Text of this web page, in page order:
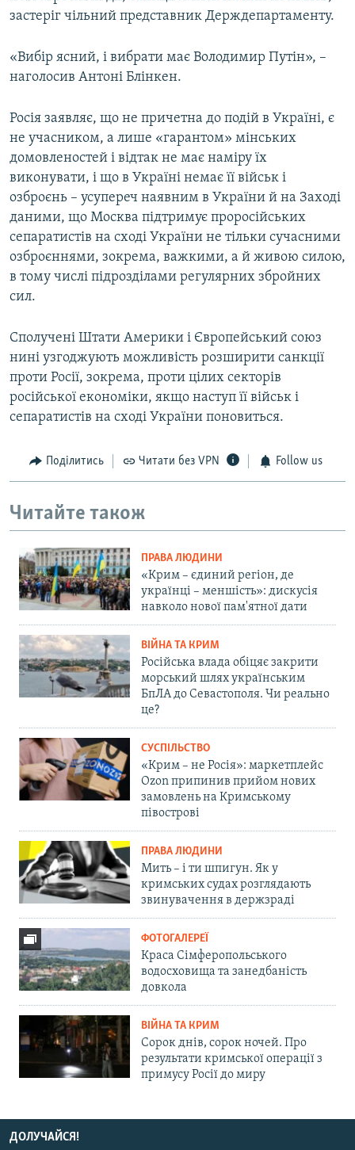
застеріг чільний представник Держдепартаменту.
«Вибір ясний, і вибрати має Володимир Путін», –
наголосив Антоні Блінкен.
Росія заявляє, що не причетна до подій в Україні, є
не учасником, а лише «гарантом» мінських
домовленостей і відтак не має наміру їх
виконувати, і що в Україні немає її військ і
озброєнь – усупереч наявним в України й на Заході
даними, що Москва підтримує проросійських
сепаратистів на сході України не тільки сучасними
озброєннями, зокрема, важкими, а й живою силою,
в тому числі підрозділами регулярних збройних
сил.
Сполучені Штати Америки і Європейський союз
нині узгоджують можливість розширити санкції
проти Росії, зокрема, проти цілих секторів
російської економіки, якщо наступ її військ і
сепаратистів на сході України поновиться.
Поділитись Читати без VPN Follow us
Читайте також
ПРАВА ЛЮДИНИ
«Крим – єдиний регіон, де
українці – меншість»: дискусія
навколо нової пам'ятної дати
ВІЙНА ТА КРИМ
Російська влада обіцяє закрити
морський шлях українським
БпЛА до Севастополя. Чи реально
це?
СУСПІЛЬСТВО
«Крим – не Росія»: маркетплейс
Ozon припинив прийом нових
замовлень на Кримському
півострові
ПРАВА ЛЮДИНИ
Мить – і ти шпигун. Як у
кримських судах розглядають
звинувачення в держзраді
ФОТОГАЛЕРЕЇ
Краса Сімферопольського
водосховища та занедбаність
довкола
ВІЙНА ТА КРИМ
Сорок днів, сорок ночей. Про
результати кримської операції з
примусу Росії до миру
ДОЛУЧАЙСЯ!